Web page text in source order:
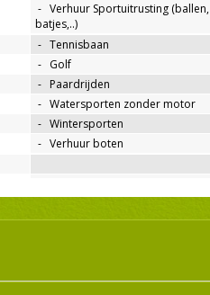
- Verhuur Sportuitrusting (ballen,
batjes,..)
- Tennisbaan
- Golf
- Paardrijden
- Watersporten zonder motor
- Wintersporten
- Verhuur boten